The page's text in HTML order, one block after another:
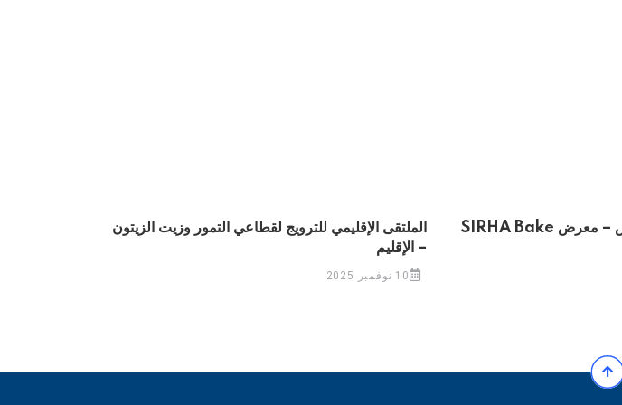
بعثة استطلاعية إلى باريس – معرض SIRHA Bake
الملتقى الإقليمي للترويج لقطاعي التمور وزيت الزيتون
– الإقليم
10 نوفمبر 2025